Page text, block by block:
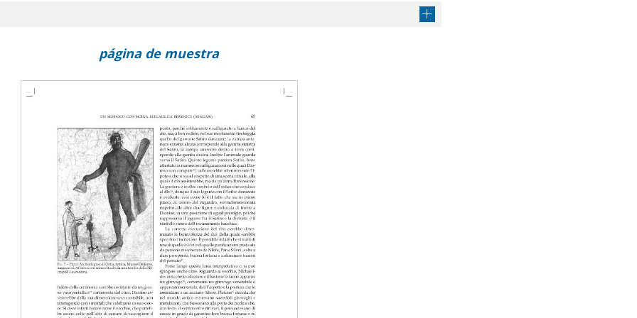
Projects : notes on current training and research in Libya and
Obtener artículo
7-9, 2017; Cairo, December 5-8, 2018
of Libya and the Italian Archaeological Missions working in
Libyan Academy, September 16, 2019
página de muestra